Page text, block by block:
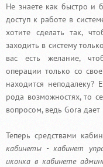
Не знаете как быстро и
доступ к работе в
хотите сделать так,
заходить в систему
вас есть желание,
операции только со
находится
рода возможностях, то
вопросом, ведь Gora
Теперь средствами
кабинеты - кабинет
иконка в кабинете